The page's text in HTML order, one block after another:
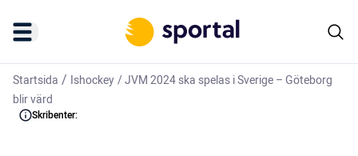
Startsida / Ishockey/JVM 2024 ska spelas i Sverige – Göteborg
blir värd
Skribenter: